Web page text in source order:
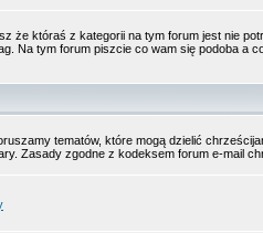
że któraś z kategorii na tym forum jest nie
Na tym forum piszcie co wam się podoba a
tematów, które mogą dzielić
Zasady zgodne z kodeksem forum e-mail